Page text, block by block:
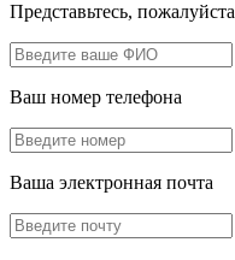
Представьтесь, пожалуйста
Ваш номер телефона
Ваша электронная почта